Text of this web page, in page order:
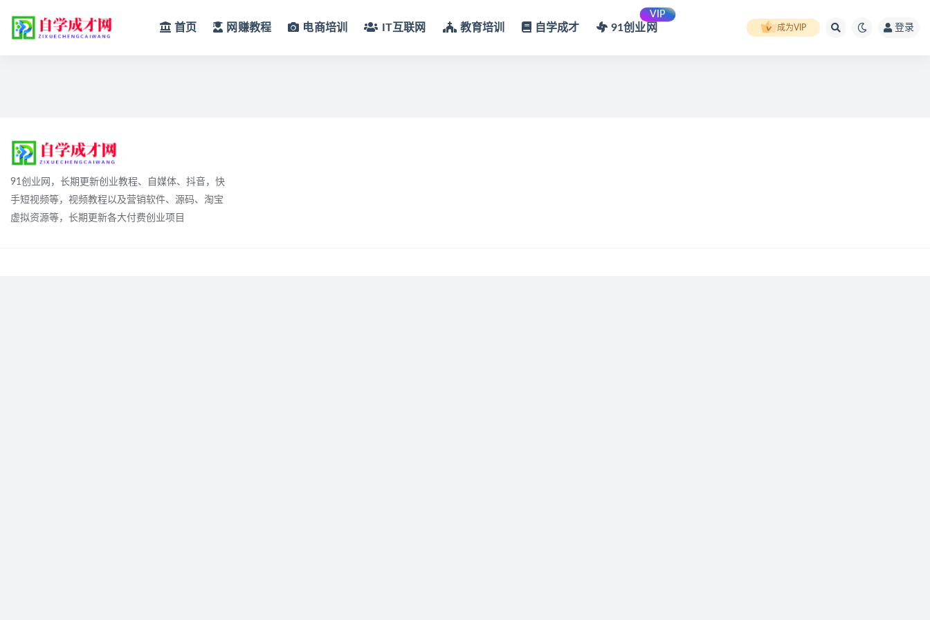
首页 网赚教程 电商培训 IT互联网 教育培训 自学成才 91创业网
VIP
成为VIP 登录
91创业网，长期更新创业教程、自媒体、抖音，快
手短视频等，视频教程以及营销软件、源码、淘宝
虚拟资源等，长期更新各大付费创业项目